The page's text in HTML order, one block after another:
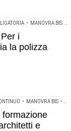
• MANOVRA BIS
i
la polizza
• MANOVRA BIS •
formazione
e